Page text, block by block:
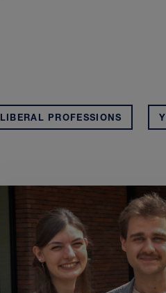
LIBERAL PROFESSIONS